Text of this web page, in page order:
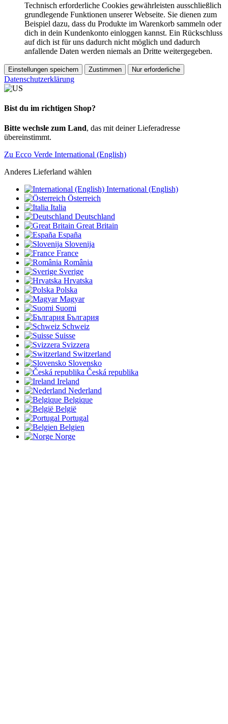
Technisch erforderliche Cookies gewährleisten ausschließlich
grundlegende Funktionen unserer Webseite. Sie dienen zum
Beispiel dazu, dass du Produkte im Warenkorb sammeln oder
dich in dein Kundenkonto einloggen kannst. Ein Rückschluss
auf dich ist für uns dadurch nicht möglich und dadurch
anfallende Daten werden niemals an Dritte weitergegeben.
Einstellungen speichern Zustimmen Nur erforderliche
Datenschutzerklärung
Bist du im richtigen Shop?
Bitte wechsle zum Land, das mit deiner Lieferadresse
übereinstimmt.
Zu Ecco Verde International (English)
Anderes Lieferland wählen
International (English)
Österreich
Italia
Deutschland
Great Britain
España
Slovenija
France
România
Sverige
Hrvatska
Polska
Magyar
Suomi
България
Schweiz
Suisse
Svizzera
Switzerland
Slovensko
Česká republika
Ireland
Nederland
Belgique
België
Portugal
Belgien
Norge